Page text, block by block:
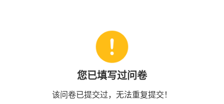
您已填写过问卷
该问卷已提交过，无法重复提交！